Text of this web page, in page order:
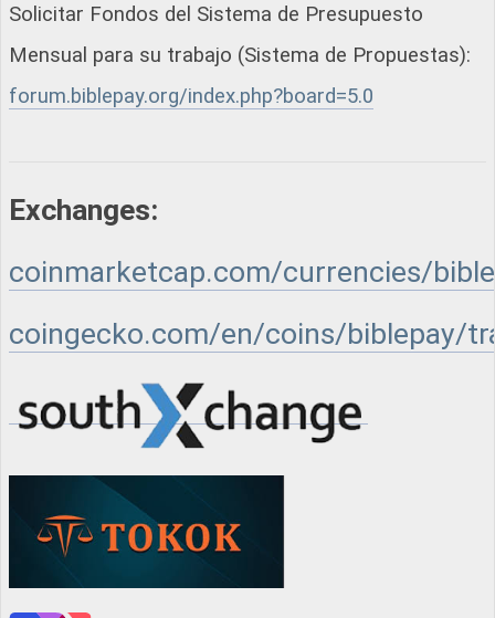
Solicitar Fondos del Sistema de Presupuesto
Mensual para su trabajo (Sistema de Propuestas):
forum.biblepay.org/index.php?board=5.0
Exchanges:
coinmarketcap.com/currencies/
coingecko.com/en/coins/biblepay/